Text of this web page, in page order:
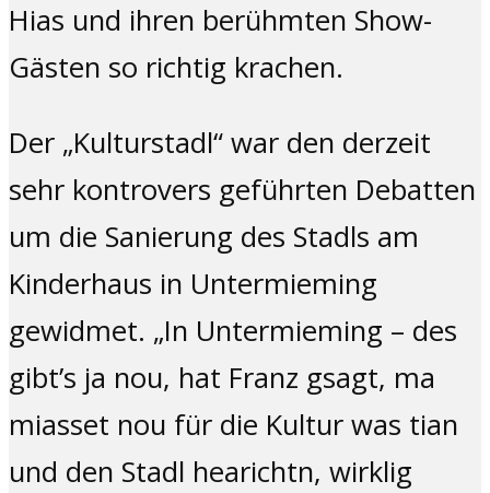
Hias und ihren berühmten Show-
Gästen so richtig krachen.
Der „Kulturstadl“ war den derzeit
sehr kontrovers geführten Debatten
um die Sanierung des Stadls am
Kinderhaus in Untermieming
gewidmet. „In Untermieming – des
gibt’s ja nou, hat Franz gsagt, ma
miasset nou für die Kultur was tian
und den Stadl hearichtn, wirklig